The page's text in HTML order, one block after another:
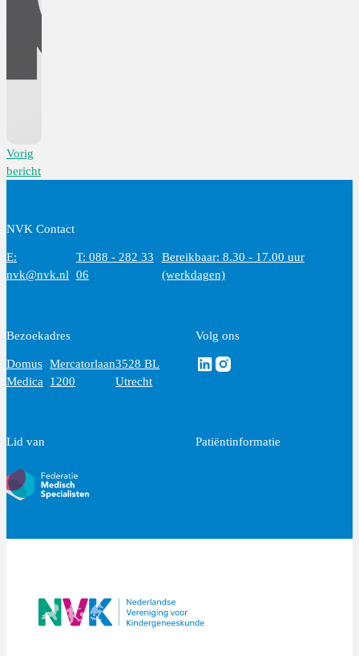
Vorig
bericht
NVK Contact
E:
nvk@nvk.nl
T: 088 - 282 33
06
Bereikbaar: 8.30 - 17.00 uur
(werkdagen)
Bezoekadres
Domus
Medica
Mercatorlaan
1200
3528 BL
Utrecht
Volg ons
Volg ons via Linkedin
Volg ons via Instagram
Lid van Patiëntinformatie